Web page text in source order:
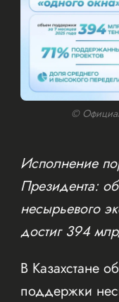
©
Исполнение
Президента:
несырьевого
достиг 394
В Казахстане
поддержки